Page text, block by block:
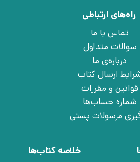
راه‌های ارتباطی
تماس با ما
سوالات متداول
درباره‌ی ما
ارسال کتاب
قوانین و مقررات
شماره حساب‌ها
مرسولات پستی
خلاصه کتاب‌ها